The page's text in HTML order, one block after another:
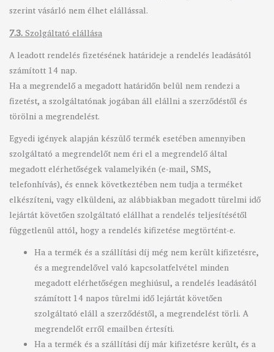
szerint vásárló nem élhet elállással.
7.3.Szolgáltató elállása
A leadott rendelés fizetésének határideje a rendelés leadásától
számított 14 nap.
Ha a megrendelő a megadott határidőn belül nem rendezi a
fizetést, a szolgáltatónak jogában áll elállni a szerződéstől és
törölni a megrendelést.
Egyedi igények alapján készülő termék esetében amennyiben
szolgáltató a megrendelőt nem éri el a megrendelő által
megadott elérhetőségek valamelyikén (e-mail, SMS,
telefonhívás), és ennek következtében nem tudja a terméket
elkészíteni, vagy elküldeni, az alábbiakban megadott türelmi idő
lejártát követően szolgáltató elállhat a rendelés teljesítésétől
függetlenül attól, hogy a rendelés kifizetése megtörtént-e.
Ha a termék és a szállítási díj még nem került kifizetésre,
és a megrendelővel való kapcsolatfelvétel minden
megadott elérhetőségen meghiúsul, a rendelés leadásától
számított 14 napos türelmi idő lejártát követően
szolgáltató eláll a szerződéstől, a megrendelést törli. A
megrendelőt erről emailben értesíti.
Ha a termék és a szállítási díj már kifizetésre került, és a